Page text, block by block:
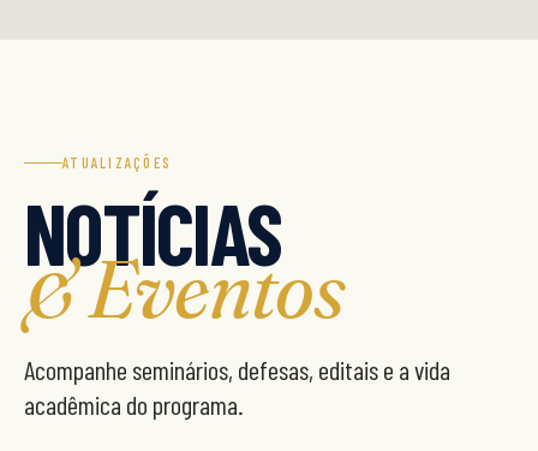
ATUALIZAÇÕES
NOTÍCIAS
& Eventos
Acompanhe seminários, defesas, editais e a vida
acadêmica do programa.